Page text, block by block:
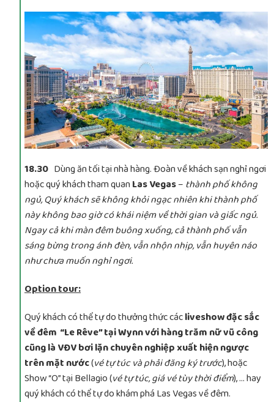
18.30 Dùng ăn tối tại nhà hàng. Đoàn về khách sạn nghỉ ngơi
hoặc quý khách tham quanLas Vegas– thành phố không
ngủ, Quý khách sẽ không khỏi ngạc nhiên khi thành phố
này không bao giờ có khái niệm về thời gian và giấc ngủ.
Ngay cả khi màn đêm buông xuống, cả thành phố vẫn
sáng bừng trong ánh đèn, vẫn nhộn nhịp, vẫn huyên náo
như chưa muốn nghỉ ngơi.
Option tour:
Quý khách có thể tự do thưởng thức cácliveshow đặc sắc
về đêm “Le Rêve” tại Wynn với hàng trăm nữ vũ công
cũng là VĐV bơi lặn chuyên nghiệp xuất hiện ngược
trên mặt nước(vé tự túc và phải đăng ký trước), hoặc
Show “O” tại Bellagio (vé tự túc, giá vé tùy thời điểm), … hay
quý khách có thể tự do khám phá Las Vegas về đêm.